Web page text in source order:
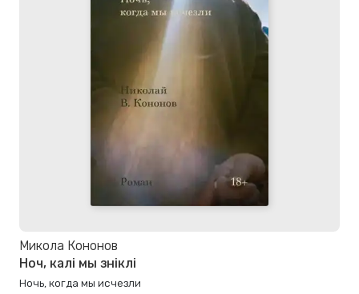
Микола Кононов
Ноч, калі мы зніклі
Ночь, когда мы исчезли